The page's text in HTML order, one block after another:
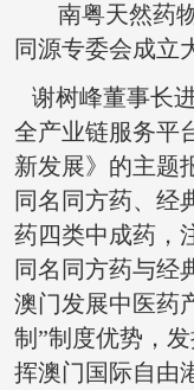
南粤天然药
同源专委会成立
谢树峰董事长
全产业链服务平
新发展》的主题
同名同方药、经
药四类中成药，
同名同方药与经
澳门发展中医药
制”制度优势，
挥澳门国际自由